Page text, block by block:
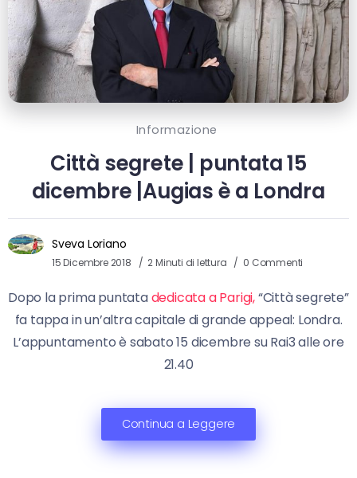
Informazione
Città segrete | puntata 15
dicembre |Augias è a Londra
Sveva Loriano
15 Dicembre 2018 2 Minuti di lettura 0 Commenti
Dopo la prima puntatadedicata a Parigi,“Città segrete”
fa tappa in un’altra capitale di grande appeal: Londra.
L’appuntamento è sabato 15 dicembre su Rai3 alle ore
21.40
Continua a Leggere